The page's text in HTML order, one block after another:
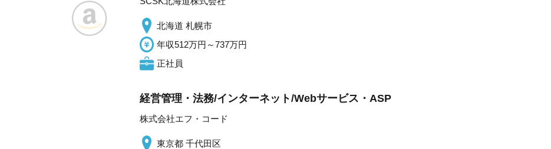
北海道 札幌市
年収512万円～737万円
正社員
経営管理・法務/インターネット/Webサービス・ASP
株式会社エフ・コード
東京都 千代田区